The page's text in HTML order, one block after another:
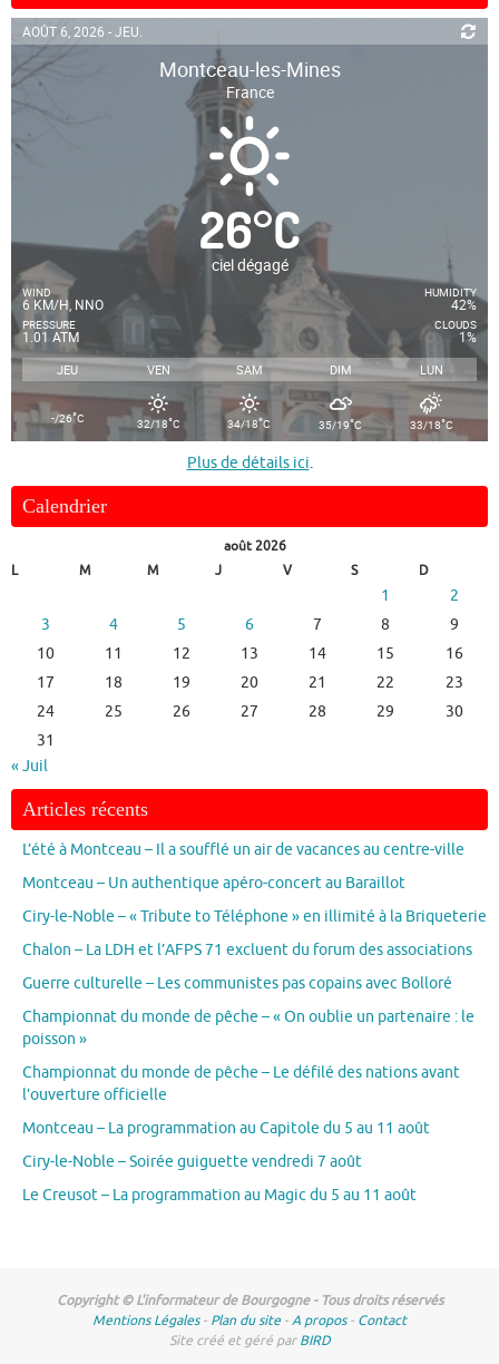
AOÛT 6, 2026 - JEU.
Montceau-les-Mines
France
26°C
ciel dégagé
WIND
6 KM/H, NNO
PRESSURE
1.01 ATM
HUMIDITY
42%
CLOUDS
1%
JEU VEN SAM DIM LUN
-/26°C 32/18°C 34/18°C 35/19°C 33/18°C
Plus de détails ici.
Calendrier
août 2026
L
M M J V S D
1
2
3
4 5 6 7 8
9
10
11 12 13 14 15
16
17
18 19 20 21 22
23
24
25 26 27 28 29
30
31
« Juil
Articles récents
L’été à Montceau – Il a soufflé un air de vacances au centre-ville
Montceau – Un authentique apéro-concert au Baraillot
Ciry-le-Noble – « Tribute to Téléphone » en illimité à la Briqueterie
Chalon – La LDH et l’AFPS 71 excluent du forum des associations
Guerre culturelle – Les communistes pas copains avec Bolloré
Championnat du monde de pêche – « On oublie un partenaire : le
poisson »
Championnat du monde de pêche – Le défilé des nations avant
l’ouverture officielle
Montceau – La programmation au Capitole du 5 au 11 août
Ciry-le-Noble – Soirée guiguette vendredi 7 août
Le Creusot – La programmation au Magic du 5 au 11 août
Copyright © L'informateur de Bourgogne - Tous droits réservés
Mentions Légales- Plan du site -A propos- Contact
Site créé et géré parBIRD